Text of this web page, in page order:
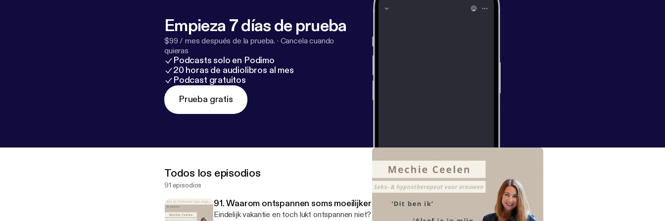
Empieza 7 días de prueba
$99 / mes después de la prueba. · Cancela cuando
quieras
Podcasts solo en Podimo
20 horas de audiolibros al mes
Podcast gratuitos
Prueba gratis
Todos los episodios
91 episodios
91. Waarom ontspannen soms moeilijker is dan werken...
Eindelijk vakantie en toch lukt ontspannen niet? In de eerste aflevering van de